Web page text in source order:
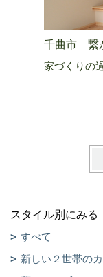
千曲市 繋
家づくりの
スタイル別にみる
すべて
新しい２世帯の